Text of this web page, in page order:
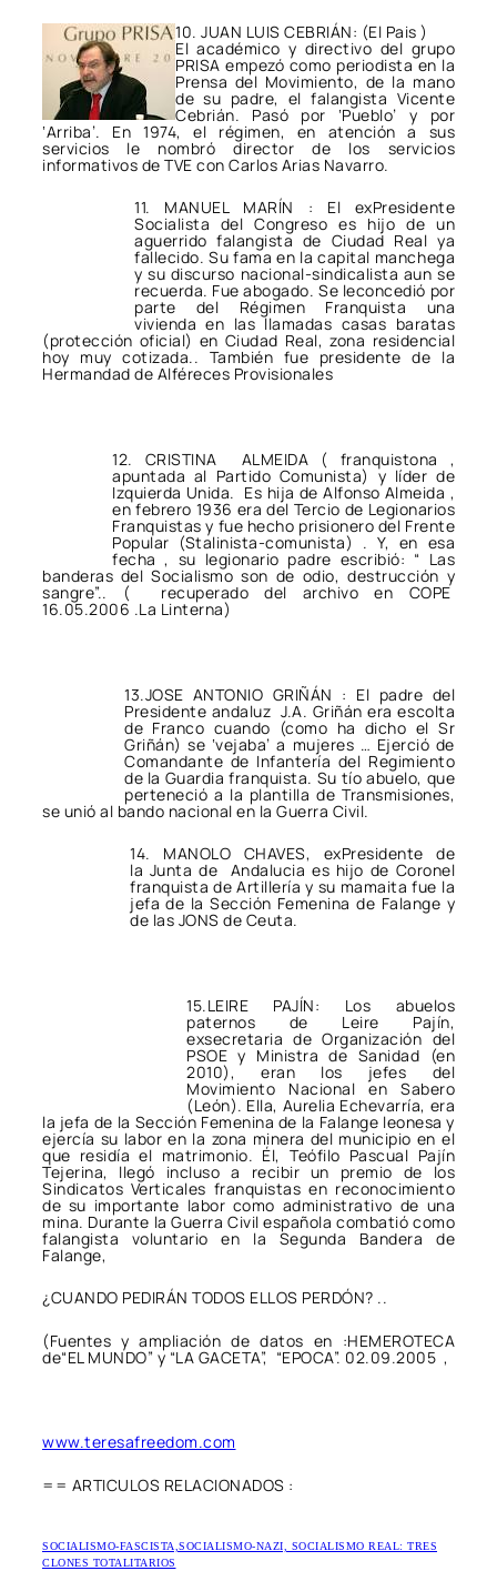
10. JUAN LUIS CEBRIÁN: (El Pais )
El académico y directivo del grupo
PRISA empezó como periodista en la
Prensa del Movimiento, de la mano
de su padre, el falangista Vicente
Cebrián. Pasó por ‘Pueblo’ y por
‘Arriba’. En 1974, el régimen, en atención a sus
servicios le nombró director de los servicios
informativos de TVE con Carlos Arias Navarro.
11. MANUEL MARÍN : El exPresidente
Socialista del Congreso es hijo de un
aguerrido falangista de Ciudad Real ya
fallecido. Su fama en la capital manchega
y su discurso nacional-sindicalista aun se
recuerda. Fue abogado. Se leconcedió por
parte del Régimen Franquista una
vivienda en las llamadas casas baratas
(protección oficial) en Ciudad Real, zona residencial
hoy muy cotizada.. También fue presidente de la
Hermandad de Alféreces Provisionales
12. CRISTINA ALMEIDA ( franquistona ,
apuntada al Partido Comunista) y líder de
Izquierda Unida. Es hija de Alfonso Almeida ,
en febrero 1936 era del Tercio de Legionarios
Franquistas y fue hecho prisionero del Frente
Popular (Stalinista-comunista) . Y, en esa
fecha , su legionario padre escribió: “ Las
banderas del Socialismo son de odio, destrucción y
sangre”.. ( recuperado del archivo en COPE
16.05.2006 .La Linterna)
13.JOSE ANTONIO GRIÑÁN : El padre del
Presidente andaluz J.A. Griñán era escolta
de Franco cuando (como ha dicho el Sr
Griñán) se ‘vejaba’ a mujeres … Ejerció de
Comandante de Infantería del Regimiento
de la Guardia franquista. Su tío abuelo, que
perteneció a la plantilla de Transmisiones,
se unió al bando nacional en la Guerra Civil.
14. MANOLO CHAVES, exPresidente de
la Junta de Andalucia es hijo de Coronel
franquista de Artillería y su mamaita fue la
jefa de la Sección Femenina de Falange y
de las JONS de Ceuta.
15.LEIRE PAJÍN: Los abuelos
paternos de Leire Pajín,
exsecretaria de Organización del
PSOE y Ministra de Sanidad (en
2010), eran los jefes del
Movimiento Nacional en Sabero
(León). Ella, Aurelia Echevarría, era
la jefa de la Sección Femenina de la Falange leonesa y
ejercía su labor en la zona minera del municipio en el
que residía el matrimonio. Él, Teófilo Pascual Pajín
Tejerina, llegó incluso a recibir un premio de los
Sindicatos Verticales franquistas en reconocimiento
de su importante labor como administrativo de una
mina. Durante la Guerra Civil española combatió como
falangista voluntario en la Segunda Bandera de
Falange,
¿CUANDO PEDIRÁN TODOS ELLOS PERDÓN? ..
(Fuentes y ampliación de datos en :HEMEROTECA
de“EL MUNDO” y “LA GACETA”, “EPOCA”. 02.09.2005 ,
www.teresafreedom.com
== ARTICULOS RELACIONADOS :
SOCIALISMO-FASCISTA,SOCIALISMO-NAZI, SOCIALISMO REAL: TRES
CLONES TOTALITARIOS